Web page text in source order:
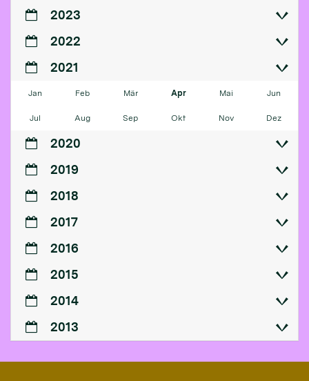
2023
2022
2021
Jan Feb Mär Apr Mai Jun
Jul Aug Sep Okt Nov Dez
2020
2019
2018
2017
2016
2015
2014
2013